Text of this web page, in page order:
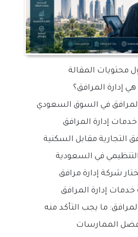
محتويات المقالة
هي إدارة المرافق؟
المرافق في السوق السعودي
خدمات إدارة المرافق
التجارية مقابل السكنية
التنظيمي في السعودية
شركة إدارة مرافق
خدمات إدارة المرافق
ما يجب التأكد منه
الممارسات